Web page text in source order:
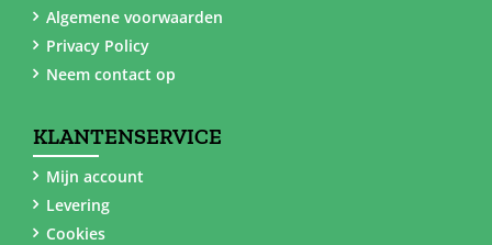
Algemene voorwaarden
Privacy Policy
Neem contact op
KLANTENSERVICE
Mijn account
Levering
Cookies